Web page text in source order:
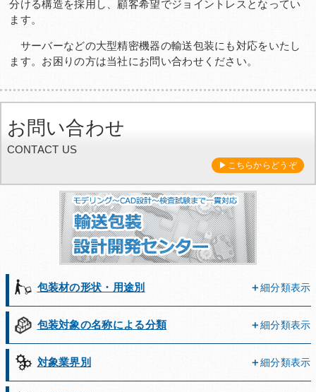
分ける構造を採用し、顧客希望でジョイントレスとなってい
ます。
サーバーなどの大型精密機器の輸送包装にも対応をいたし
ます。お困りの方は当社にお問い合わせください。
お問い合わせ
CONTACT US
▶こちらからどうぞ
包装材の形状・用途別 細分類表示
包装対象の名称による分類 細分類表示
対象業界別 細分類表示